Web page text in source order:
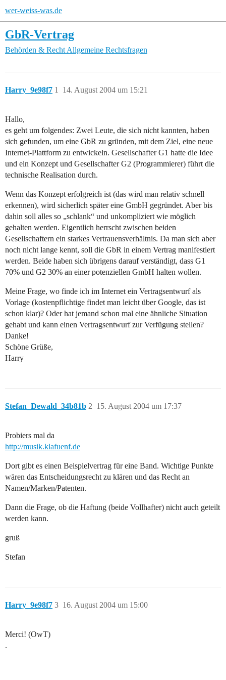
wer-weiss-was.de
GbR-Vertrag
Behörden & Recht Allgemeine Rechtsfragen
Harry_9e98f7 14. August 2004 um 15:21
1
Hallo,
es geht um folgendes: Zwei Leute, die sich nicht kannten, haben
sich gefunden, um eine GbR zu gründen, mit dem Ziel, eine neue
Internet-Plattform zu entwickeln. Gesellschafter G1 hatte die Idee
und ein Konzept und Gesellschafter G2 (Programmierer) führt die
technische Realisation durch.
Wenn das Konzept erfolgreich ist (das wird man relativ schnell
erkennen), wird sicherlich später eine GmbH gegründet. Aber bis
dahin soll alles so „schlank“ und unkompliziert wie möglich
gehalten werden. Eigentlich herrscht zwischen beiden
Gesellschaftern ein starkes Vertrauensverhältnis. Da man sich aber
noch nicht lange kennt, soll die GbR in einem Vertrag manifestiert
werden. Beide haben sich übrigens darauf verständigt, dass G1
70% und G2 30% an einer potenziellen GmbH halten wollen.
Meine Frage, wo finde ich im Internet ein Vertragsentwurf als
Vorlage (kostenpflichtige findet man leicht über Google, das ist
schon klar)? Oder hat jemand schon mal eine ähnliche Situation
gehabt und kann einen Vertragsentwurf zur Verfügung stellen?
Danke!
Schöne Grüße,
Harry
Stefan_Dewald_34b81b 15. August 2004 um 17:37
2
Probiers mal da
http://musik.klafuenf.de
Dort gibt es einen Beispielvertrag für eine Band. Wichtige Punkte
wären das Entscheidungsrecht zu klären und das Recht an
Namen/Marken/Patenten.
Dann die Frage, ob die Haftung (beide Vollhafter) nicht auch geteilt
werden kann.
gruß
Stefan
Harry_9e98f7 16. August 2004 um 15:00
3
Merci! (OwT)
.